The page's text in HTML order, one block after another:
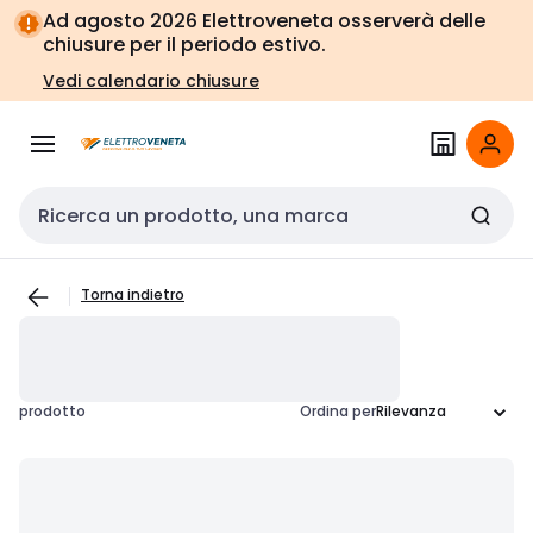
Vai alla
navigazione
Vai
alla
pagina
Ad agosto 2026 Elettroveneta osserverà delle
chiusure per il periodo estivo.
Vedi calendario chiusure
Cerca input
Torna indietro
prodotto Ordina per